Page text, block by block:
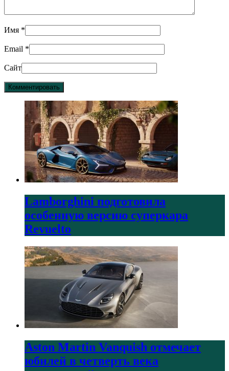
Имя *
Email *
Сайт
Lamborghini подготовила
особенную версию суперкара
Revuelto
Aston Martin Vanquish отмечает
юбилей в четверть века